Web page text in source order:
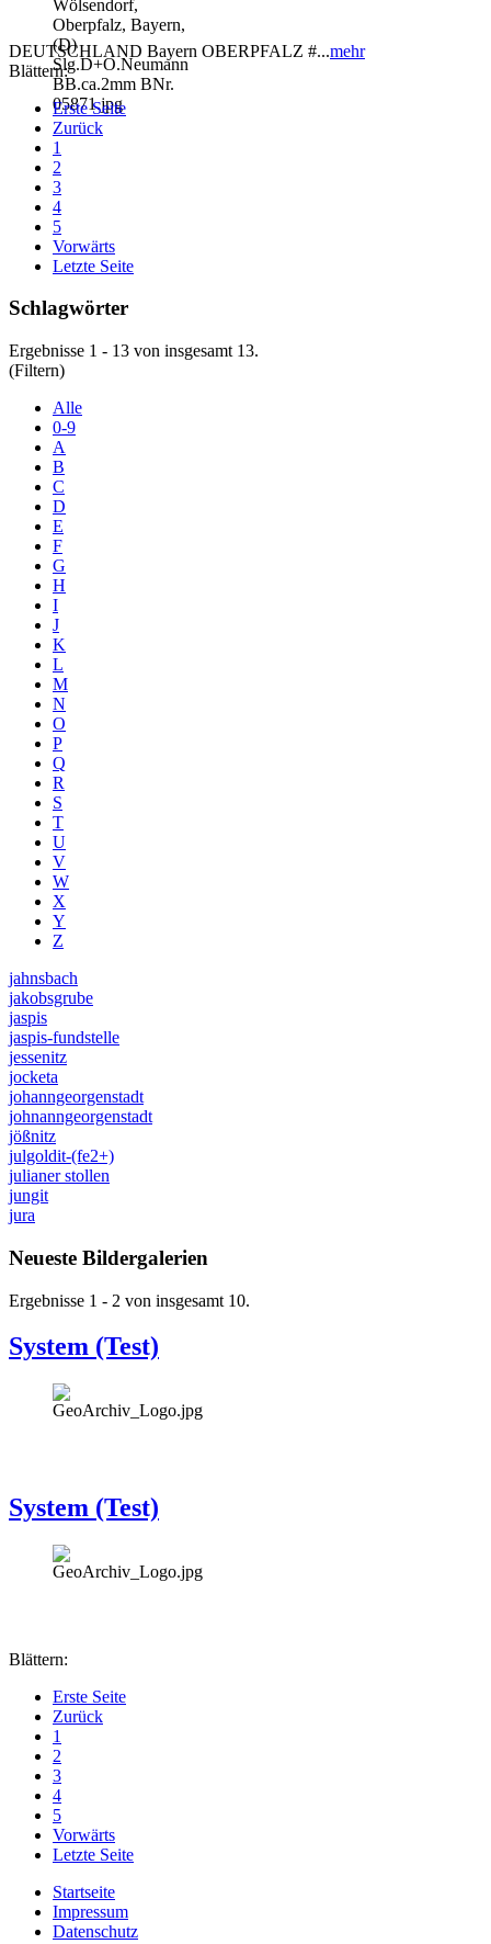
DEUTSCHLAND Bayern OBERPFALZ #...mehr
Blättern:
Erste Seite
Zurück
1
2
3
4
5
Vorwärts
Letzte Seite
Schlagwörter
Ergebnisse 1 - 13 von insgesamt 13.
(Filtern)
Alle
0-9
A
B
C
D
E
F
G
H
I
J
K
L
M
N
O
P
Q
R
S
T
U
V
W
X
Y
Z
jahnsbach
jakobsgrube
jaspis
jaspis-fundstelle
jessenitz
jocketa
johanngeorgenstadt
johnanngeorgenstadt
jößnitz
julgoldit-(fe2+)
julianer stollen
jungit
jura
Neueste Bildergalerien
Ergebnisse 1 - 2 von insgesamt 10.
System (Test)
System (Test)
Blättern:
Erste Seite
Zurück
1
2
3
4
5
Vorwärts
Letzte Seite
Startseite
Impressum
Datenschutz